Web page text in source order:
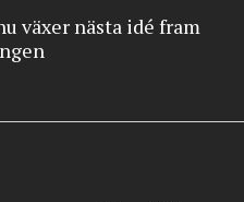
växer nästa idé fram